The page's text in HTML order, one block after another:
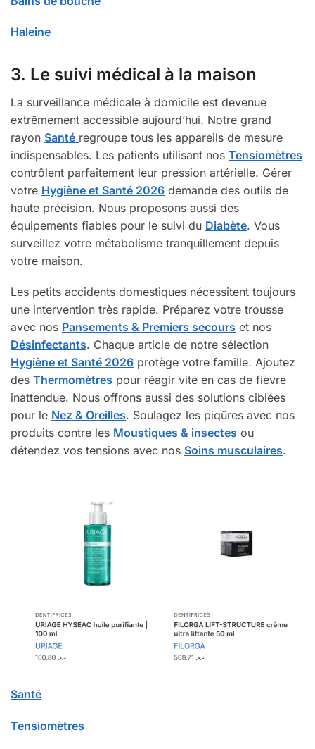
Haleine
3. Le suivi médical à la maison
La surveillance médicale à domicile est devenue
extrêmement accessible aujourd’hui. Notre grand
rayon Santé regroupe tous les appareils de mesure
indispensables. Les patients utilisant nos Tensiomètres
contrôlent parfaitement leur pression artérielle. Gérer
votre Hygiène et Santé 2026 demande des outils de
haute précision. Nous proposons aussi des
équipements fiables pour le suivi du Diabète. Vous
surveillez votre métabolisme tranquillement depuis
votre maison.
Les petits accidents domestiques nécessitent toujours
une intervention très rapide. Préparez votre trousse
avec nos Pansements & Premiers secours et nos
Désinfectants. Chaque article de notre sélection
Hygiène et Santé 2026 protège votre famille. Ajoutez
des Thermomètres pour réagir vite en cas de fièvre
inattendue. Nous offrons aussi des solutions ciblées
pour le Nez & Oreilles. Soulagez les piqûres avec nos
produits contre les Moustiques & insectes ou
détendez vos tensions avec nos Soins musculaires.
Santé
Tensiomètres